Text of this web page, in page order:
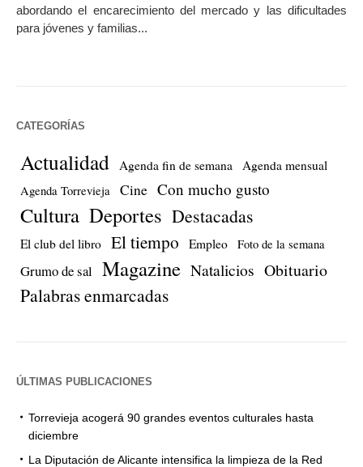
abordando el encarecimiento del mercado y las dificultades
para jóvenes y familias...
CATEGORÍAS
Actualidad Agenda fin de semana Agenda mensual
Agenda Torrevieja Cine Con mucho gusto
Cultura Deportes Destacadas
El club del libro El tiempo Empleo Foto de la semana
Grumo de sal Magazine Natalicios Obituario
Palabras enmarcadas
ÚLTIMAS PUBLICACIONES
Torrevieja acogerá 90 grandes eventos culturales hasta
diciembre
La Diputación de Alicante intensifica la limpieza de la Red